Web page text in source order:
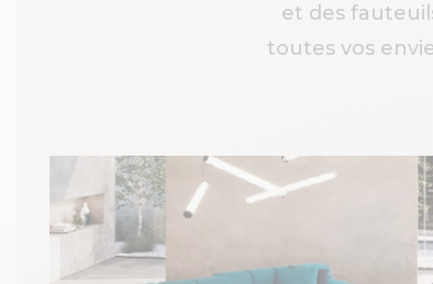
et des
toutes vos